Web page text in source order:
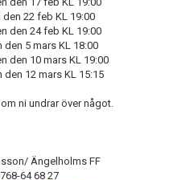
22 feb KL 19:00
den 24 feb KL 19:00
den 5 mars KL 18:00
den 10 mars KL 19:00
den 12 mars KL 15:15
ni undrar över något.
Ängelholms FF
64 68 27